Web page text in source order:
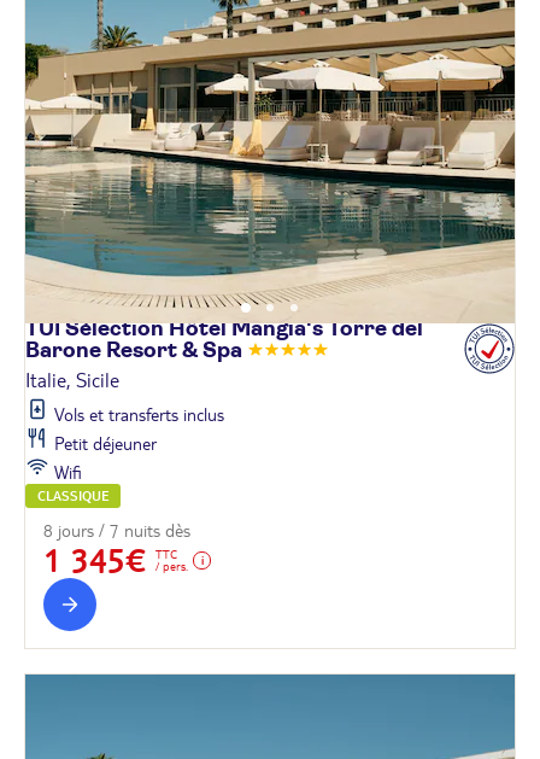
TUI Sélection Hôtel Mangia's Torre del
Barone Resort &Spa
Italie, Sicile
Vols et transferts inclus
Petit déjeuner
Wifi
CLASSIQUE
8 jours / 7 nuits dès
1 345€
TTC
/ pers.